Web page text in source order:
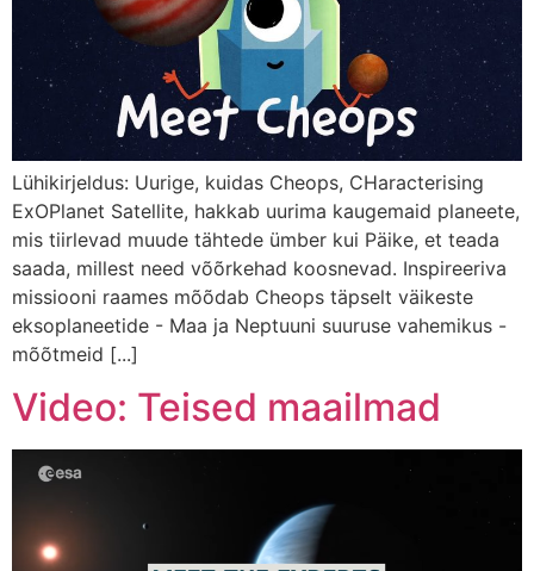
Lühikirjeldus: Uurige, kuidas Cheops, CHaracterising
ExOPlanet Satellite, hakkab uurima kaugemaid planeete,
mis tiirlevad muude tähtede ümber kui Päike, et teada
saada, millest need võõrkehad koosnevad. Inspireeriva
missiooni raames mõõdab Cheops täpselt väikeste
eksoplaneetide - Maa ja Neptuuni suuruse vahemikus -
mõõtmeid [...]
Video: Teised maailmad